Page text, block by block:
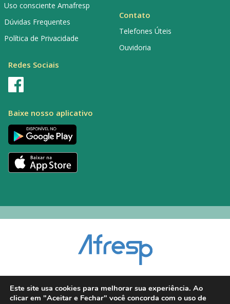
Uso consciente Amafresp
Dúvidas Frequentes
Política de Privacidade
Contato
Telefones Úteis
Ouvidoria
Redes Sociais
Baixe nosso aplicativo
dpo@afresp.org.br
Este site usa cookies para melhorar sua experiência. Ao
clicar em "Aceitar e Fechar" você concorda com o uso de